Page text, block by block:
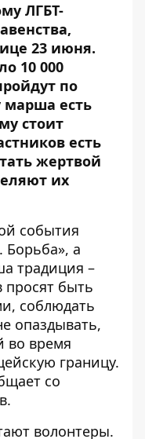
ЛГБТ-
23 июня.
10 000
по
марша есть
стоит
есть
жертвой
их
события
Борьба», а
традиция –
просят быть
соблюдать
опаздывать,
во время
границу.
со
волонтеры.